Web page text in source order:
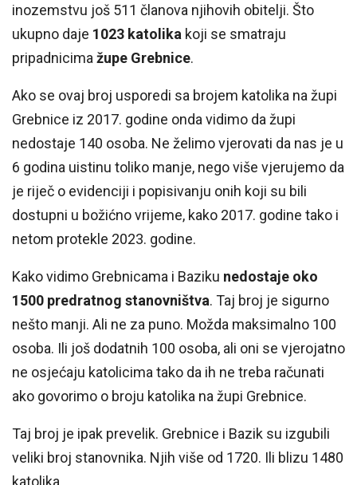
inozemstvu još 511 članova njihovih obitelji. Što
ukupno daje 1023 katolika koji se smatraju
pripadnicima župe Grebnice.
Ako se ovaj broj usporedi sa brojem katolika na župi
Grebnice iz 2017. godine onda vidimo da župi
nedostaje 140 osoba. Ne želimo vjerovati da nas je u
6 godina uistinu toliko manje, nego više vjerujemo da
je riječ o evidenciji i popisivanju onih koji su bili
dostupni u božićno vrijeme, kako 2017. godine tako i
netom protekle 2023. godine.
Kako vidimo Grebnicama i Baziku nedostaje oko
1500 predratnog stanovništva. Taj broj je sigurno
nešto manji. Ali ne za puno. Možda maksimalno 100
osoba. Ili još dodatnih 100 osoba, ali oni se vjerojatno
ne osjećaju katolicima tako da ih ne treba računati
ako govorimo o broju katolika na župi Grebnice.
Taj broj je ipak prevelik. Grebnice i Bazik su izgubili
veliki broj stanovnika. Njih više od 1720. Ili blizu 1480
katolika.